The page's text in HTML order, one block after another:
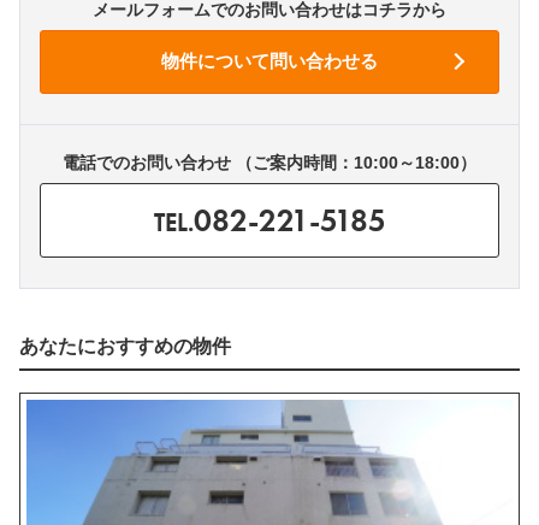
メールフォームでのお問い合わせはコチラから
電話でのお問い合わせ （ご案内時間：10:00～18:00）
TEL.082-221-5185
あなたにおすすめの物件